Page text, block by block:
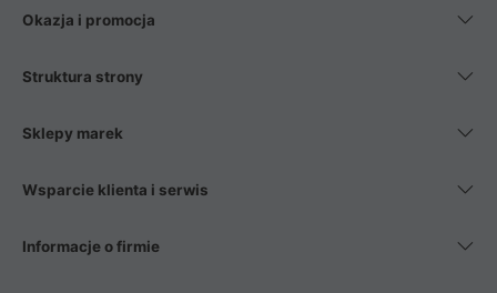
Okazja i promocja
Struktura strony
Sklepy marek
Wsparcie klienta i serwis
Informacje o firmie